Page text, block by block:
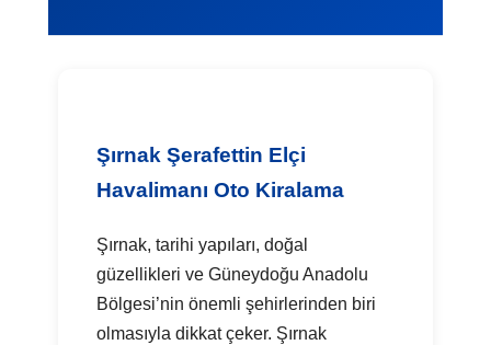
Şırnak Şerafettin Elçi
Havalimanı Oto Kiralama
Şırnak, tarihi yapıları, doğal
güzellikleri ve Güneydoğu Anadolu
Bölgesi’nin önemli şehirlerinden biri
olmasıyla dikkat çeker. Şırnak